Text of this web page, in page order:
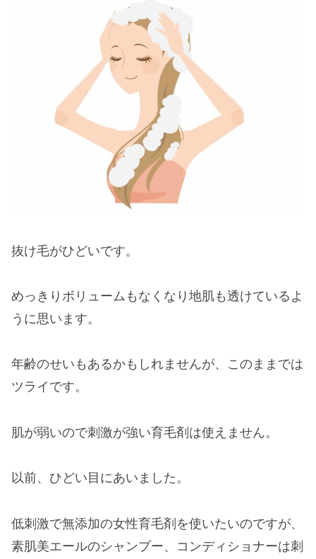
抜け毛がひどいです。
めっきりボリュームもなくなり地肌も透けているよ
うに思います。
年齢のせいもあるかもしれませんが、このままでは
ツライです。
肌が弱いので刺激が強い育毛剤は使えません。
以前、ひどい目にあいました。
低刺激で無添加の女性育毛剤を使いたいのですが、
素肌美エールのシャンプー、コンディショナーは刺